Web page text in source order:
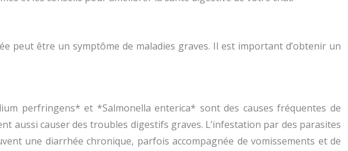
peut être un symptôme de maladies graves. Il est important d’obtenir un
perfringens* et *Salmonella enterica* sont des causes fréquentes de
aussi causer des troubles digestifs graves. L’infestation par des parasites
une diarrhée chronique, parfois accompagnée de vomissements et de